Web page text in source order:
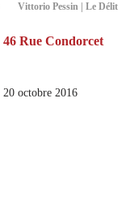
Vittorio Pessin | Le Délit
46 Rue Condorcet
20 octobre 2016